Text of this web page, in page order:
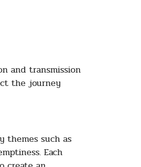
and transmission
the journey
themes such as
Each